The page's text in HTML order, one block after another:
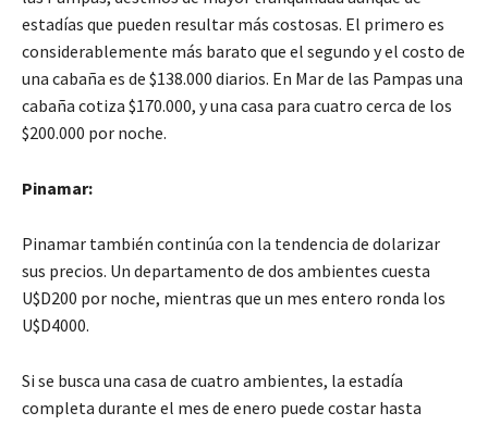
estadías que pueden resultar más costosas. El primero es
considerablemente más barato que el segundo y el costo de
una cabaña es de $138.000 diarios. En Mar de las Pampas una
cabaña cotiza $170.000, y una casa para cuatro cerca de los
$200.000 por noche.
Pinamar:
Pinamar también continúa con la tendencia de dolarizar
sus precios. Un departamento de dos ambientes cuesta
U$D200 por noche, mientras que un mes entero ronda los
U$D4000.
Si se busca una casa de cuatro ambientes, la estadía
completa durante el mes de enero puede costar hasta